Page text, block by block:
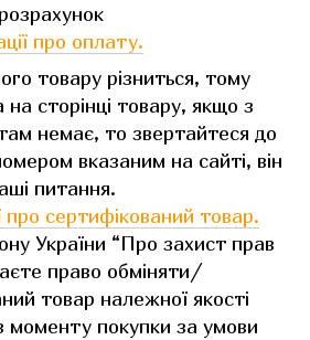
про оплату.
товару різниться, тому
сторінці товару, якщо з
там немає, то звертайтеся до
вказаним на сайті, він
питання.
про сертифікований товар.
України “Про захист прав
право обміняти/
товар належної якості
моменту покупки за умови